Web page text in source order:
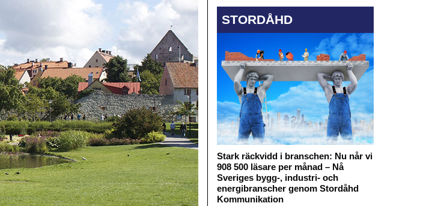
STORDÅHD
Stark räckvidd i branschen: Nu når vi
908 500 läsare per månad – Nå
Sveriges bygg-, industri- och
energibranscher genom Stordåhd
Kommunikation